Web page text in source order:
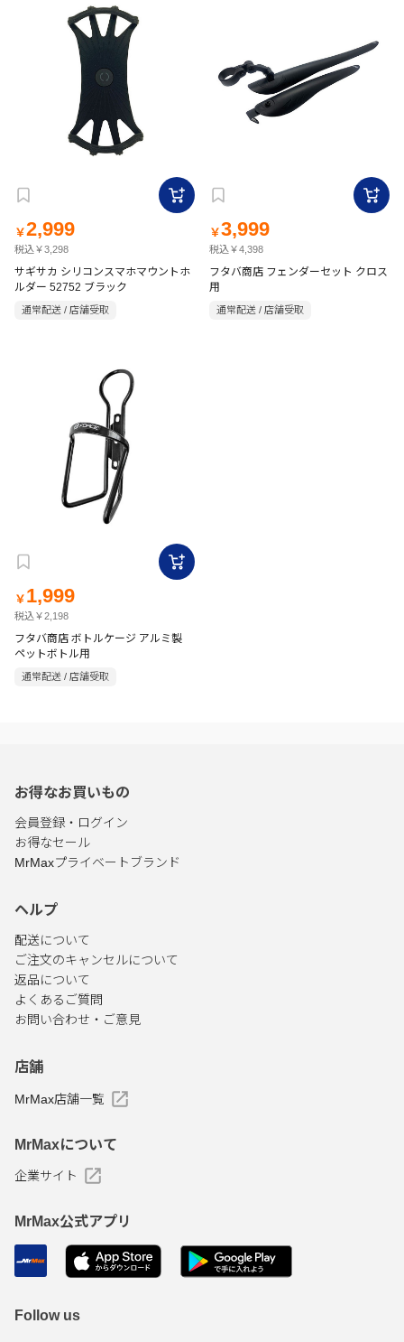
￥2,999
税込￥3,298
サギサカ シリコンスマホマウントホ
ルダー 52752 ブラック
通常配送 / 店舗受取
￥3,999
税込￥4,398
フタバ商店 フェンダーセット クロス
用
通常配送 / 店舗受取
￥ 1,999
税込￥2,198
フタバ商店 ボトルケージ アルミ製
ペットボトル用
通常配送 / 店舗受取
お得なお買いもの
会員登録・ログイン
お得なセール
MrMaxプライベートブランド
ヘルプ
配送について
ご注文のキャンセルについて
返品について
よくあるご質問
お問い合わせ・ご意見
店舗
MrMax店舗一覧
MrMaxについて
企業サイト
MrMax公式アプリ
Follow us